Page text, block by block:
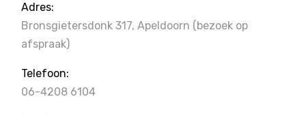
Adres:
Bronsgietersdonk 317, Apeldoorn (bezoek op
afspraak)
Telefoon:
06-4208 6104